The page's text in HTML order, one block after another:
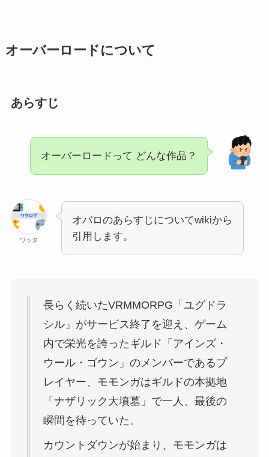
オーバーロードについて
あらすじ
オーバーロードって どんな作品？
ワッタ
オバロのあらすじについてwikiから
引用します。
長らく続いたVRMMORPG「ユグドラ
シル」がサービス終了を迎え、ゲーム
内で栄光を誇ったギルド「アインズ・
ウール・ゴウン」のメンバーであるプ
レイヤー、モモンガはギルドの本拠地
「ナザリック大墳墓」で一人、最後の
瞬間を待っていた。
カウントダウンが始まり、モモンガは